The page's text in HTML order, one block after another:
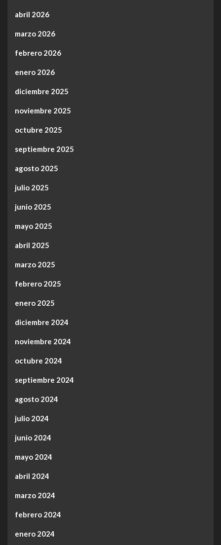
abril 2026
marzo 2026
febrero 2026
enero 2026
diciembre 2025
noviembre 2025
octubre 2025
septiembre 2025
agosto 2025
julio 2025
junio 2025
mayo 2025
abril 2025
marzo 2025
febrero 2025
enero 2025
diciembre 2024
noviembre 2024
octubre 2024
septiembre 2024
agosto 2024
julio 2024
junio 2024
mayo 2024
abril 2024
marzo 2024
febrero 2024
enero 2024